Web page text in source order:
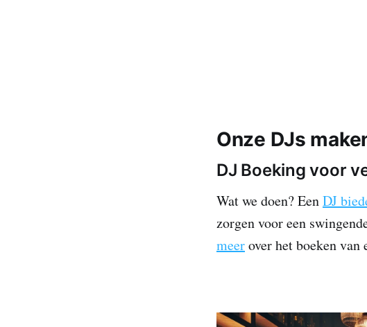
Onze DJs
DJ Boeking voor
Wat we doen? EenDJ
zorgen voor een
meerover het boeken van